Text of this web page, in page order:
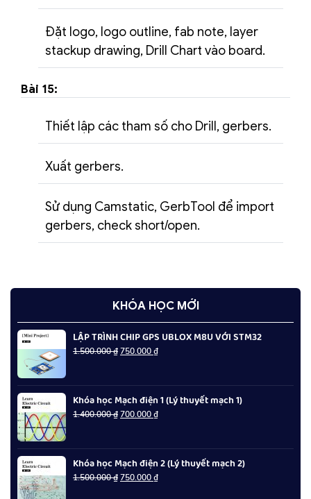
Đặt logo, logo outline, fab note, layer
stackup drawing, Drill Chart vào board.
Bài 15:
Thiết lập các tham số cho Drill, gerbers.
Xuất gerbers.
Sử dụng Camstatic, GerbTool để import
gerbers, check short/open.
KHÓA HỌC MỚI
LẬP TRÌNH CHIP GPS UBLOX M8U VỚI STM32
1.500.000₫Giá
1.500.000 ₫.
750.000₫Giá
là:
750.000 ₫.
Khóa học Mạch điện 1 (Lý thuyết mạch 1)
1.400.000₫Giá
1.400.000 ₫.
700.000₫Giá
là:
700.000 ₫.
Khóa học Mạch điện 2 (Lý thuyết mạch 2)
1.500.000₫Giá
750.000₫Giá